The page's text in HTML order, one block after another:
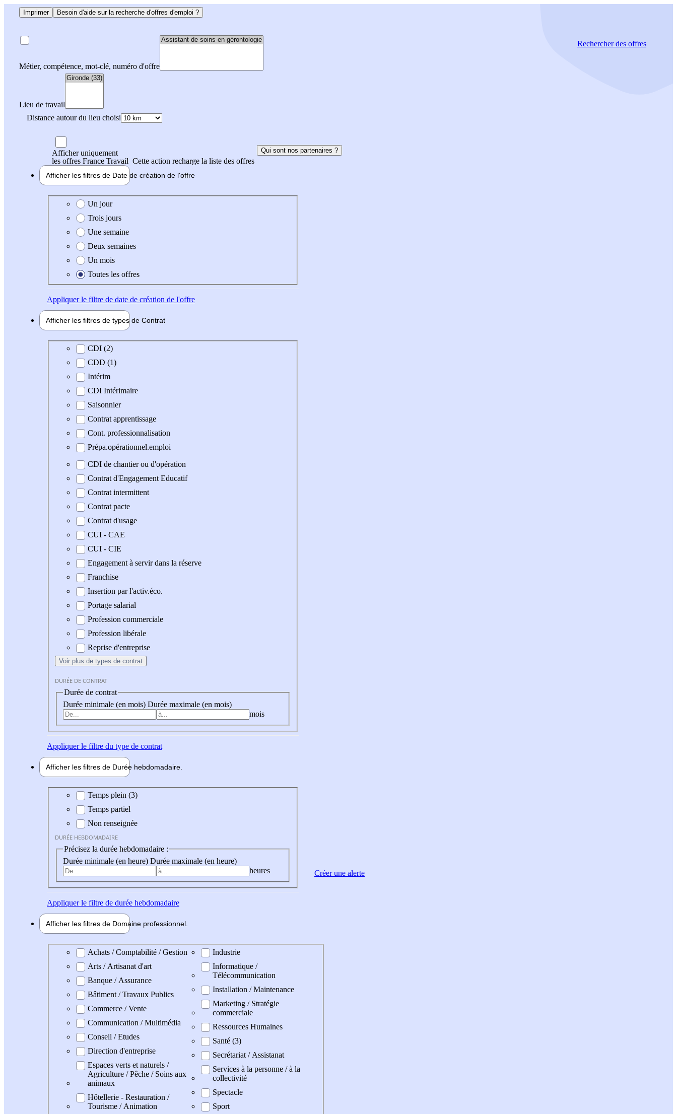
Imprimer Besoin d'aide sur la recherche d'offres d'emploi ?
Métier, compétence, mot-clé, numéro d'offre
Lieu de travail
Distance autour du lieu choisi
Rechercherdes offres
Afficher uniquement
les offres France Travail Cette action recharge la liste des offres
Qui sont nos partenaires ?
Afficher les filtres de Date de création de l'offre
Date de création de l'offre
Un jour
Trois jours
Une semaine
Deux semaines
Un mois
Toutes les offres
Appliquerle filtre de date de création de l'offre
Afficher les filtres de types de Contrat
Type de contrat
CDI (2)
CDD (1)
Intérim
CDI Intérimaire
Saisonnier
Contrat apprentissage
Cont. professionnalisation
Prépa.opérationnel.emploi
CDI de chantier ou d'opération
Contrat d'Engagement Educatif
Contrat intermittent
Contrat pacte
Contrat d'usage
CUI - CAE
CUI - CIE
Engagement à servir dans la réserve
Franchise
Insertion par l'activ.éco.
Portage salarial
Profession commerciale
Profession libérale
Reprise d'entreprise
Voir plus de types de contrat
DURÉE DE CONTRAT
Durée de contrat
Durée minimale (en mois) Durée maximale (en mois)
mois
Appliquerle filtre du type de contrat
Afficher les filtres de Durée hebdomadaire
Durée hebdomadaire
Temps plein (3)
Temps partiel
Non renseignée
DURÉE HEBDOMADAIRE
Précisez la durée hebdomadaire :
Durée minimale (en heure) Durée maximale (en heure)
heures
Appliquerle filtre de durée hebdomadaire
Afficher les filtres de Domaine professionnel
Domaine professionel
Achats / Comptabilité / Gestion
Arts / Artisanat d'art
Banque / Assurance
Bâtiment / Travaux Publics
Commerce / Vente
Communication / Multimédia
Conseil / Etudes
Direction d'entreprise
Espaces verts et naturels /
Agriculture / Pêche / Soins aux
animaux
Hôtellerie - Restauration /
Tourisme / Animation
Industrie
Informatique /
Télécommunication
Installation / Maintenance
Marketing / Stratégie
commerciale
Ressources Humaines
Santé (3)
Secrétariat / Assistanat
Services à la personne / à la
collectivité
Spectacle
Sport
Créer une alerte